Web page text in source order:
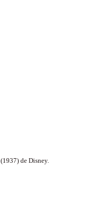
(1937) de Disney.